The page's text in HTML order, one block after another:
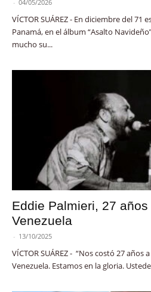
- 04/05/2026
VÍCTOR SUÁREZ - En diciembre del 71
Panamá, en el álbum “Asalto
mucho su...
Eddie Palmieri, 27
Venezuela
- 13/10/2025
VÍCTOR SUÁREZ - “Nos costó 27
Venezuela. Estamos en la gloria.